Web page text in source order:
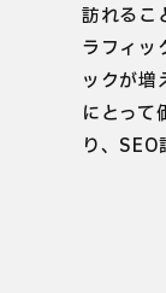
訪れるこ
ラフィッ
ックが増
にとって
り、